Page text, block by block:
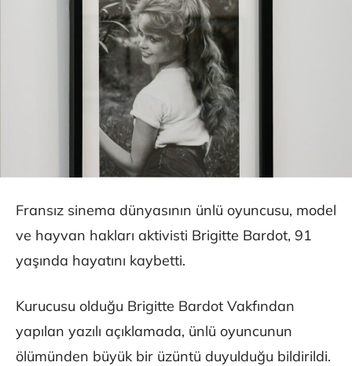
Fransız sinema dünyasının ünlü oyuncusu, model
ve hayvan hakları aktivisti Brigitte Bardot, 91
yaşında hayatını kaybetti.
Kurucusu olduğu Brigitte Bardot Vakfından
yapılan yazılı açıklamada, ünlü oyuncunun
ölümünden büyük bir üzüntü duyulduğu bildirildi.